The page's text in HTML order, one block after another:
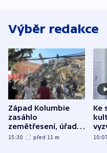
Výběr redakce
Západ Kolumbie
zasáhlo
zemětřesení, úřady
hlásí přes sto obětí
15:30 před 11 m
Ke
10:07